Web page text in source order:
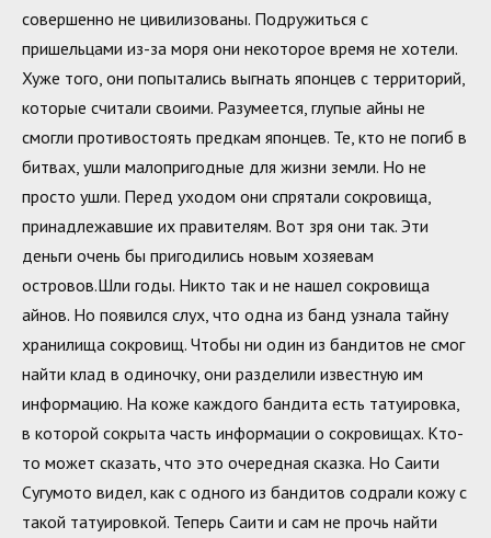
совершенно не цивилизованы. Подружиться с
пришельцами из-за моря они некоторое время не хотели.
Хуже того, они попытались выгнать японцев с территорий,
которые считали своими. Разумеется, глупые айны не
смогли противостоять предкам японцев. Те, кто не погиб в
битвах, ушли малопригодные для жизни земли. Но не
просто ушли. Перед уходом они спрятали сокровища,
принадлежавшие их правителям. Вот зря они так. Эти
деньги очень бы пригодились новым хозяевам
островов.Шли годы. Никто так и не нашел сокровища
айнов. Но появился слух, что одна из банд узнала тайну
хранилища сокровищ. Чтобы ни один из бандитов не смог
найти клад в одиночку, они разделили известную им
информацию. На коже каждого бандита есть татуировка,
в которой сокрыта часть информации о сокровищах. Кто-
то может сказать, что это очередная сказка. Но Саити
Сугумото видел, как с одного из бандитов содрали кожу с
такой татуировкой. Теперь Саити и сам не прочь найти